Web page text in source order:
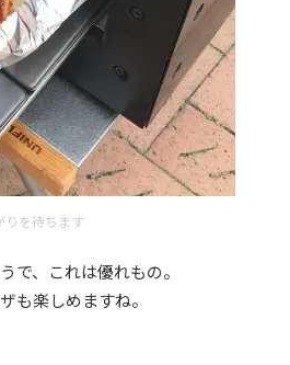
りを待ちます
で、これは優れもの。
も楽しめますね。